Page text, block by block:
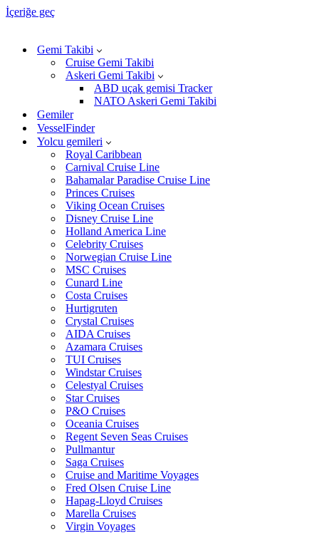
İçeriğe geç
Gemi Takibi
Cruise Gemi Takibi
Askeri Gemi Takibi
ABD uçak gemisi Tracker
NATO Askeri Gemi Takibi
Gemiler
VesselFinder
Yolcu gemileri
Royal Caribbean
Carnival Cruise Line
Bahamalar Paradise Cruise Line
Princes Cruises
Viking Ocean Cruises
Disney Cruise Line
Holland America Line
Celebrity Cruises
Norwegian Cruise Line
MSC Cruises
Cunard Line
Costa Cruises
Hurtigruten
Crystal Cruises
AIDA Cruises
Azamara Cruises
TUI Cruises
Windstar Cruises
Celestyal Cruises
Star Cruises
P&O Cruises
Oceania Cruises
Regent Seven Seas Cruises
Pullmantur
Saga Cruises
Cruise and Maritime Voyages
Fred Olsen Cruise Line
Hapag-Lloyd Cruises
Marella Cruises
Virgin Voyages